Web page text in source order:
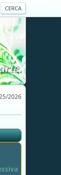
2026